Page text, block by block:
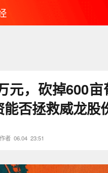
元，砍掉600亩
否拯救威龙股
者 06.04 23:51